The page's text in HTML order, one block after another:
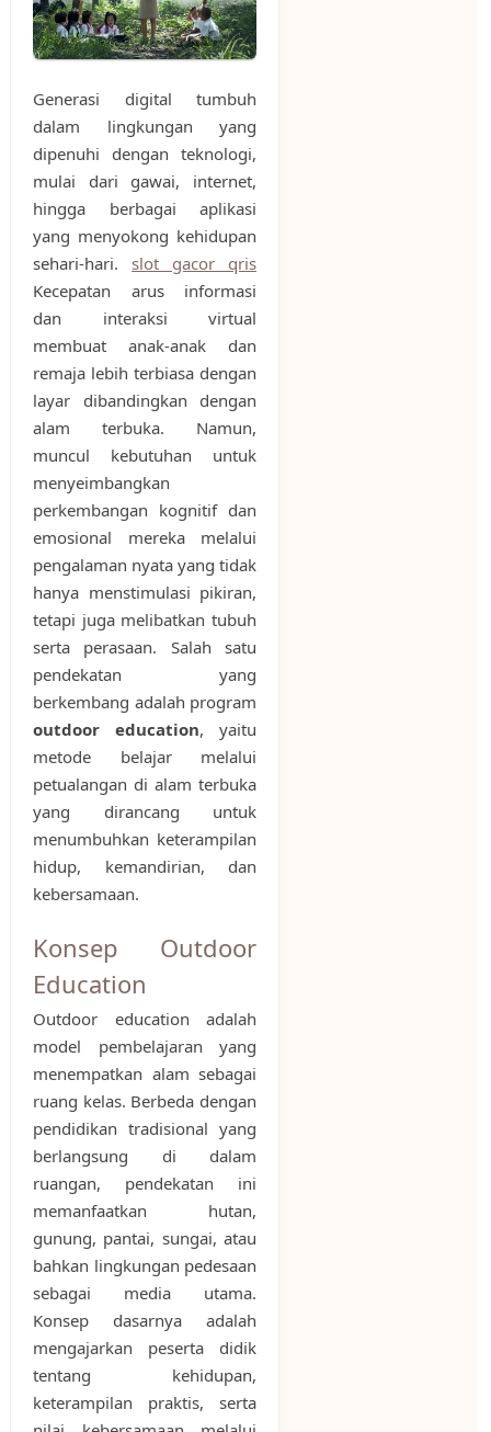
Generasi digital tumbuh
dalam lingkungan yang
dipenuhi dengan teknologi,
mulai dari gawai, internet,
hingga berbagai aplikasi
yang menyokong kehidupan
sehari-hari. slot gacor qris
Kecepatan arus informasi
dan interaksi virtual
membuat anak-anak dan
remaja lebih terbiasa dengan
layar dibandingkan dengan
alam terbuka. Namun,
muncul kebutuhan untuk
menyeimbangkan
perkembangan kognitif dan
emosional mereka melalui
pengalaman nyata yang tidak
hanya menstimulasi pikiran,
tetapi juga melibatkan tubuh
serta perasaan. Salah satu
pendekatan yang
berkembang adalah program
outdoor education, yaitu
metode belajar melalui
petualangan di alam terbuka
yang dirancang untuk
menumbuhkan keterampilan
hidup, kemandirian, dan
kebersamaan.
Konsep Outdoor
Education
Outdoor education adalah
model pembelajaran yang
menempatkan alam sebagai
ruang kelas. Berbeda dengan
pendidikan tradisional yang
berlangsung di dalam
ruangan, pendekatan ini
memanfaatkan hutan,
gunung, pantai, sungai, atau
bahkan lingkungan pedesaan
sebagai media utama.
Konsep dasarnya adalah
mengajarkan peserta didik
tentang kehidupan,
keterampilan praktis, serta